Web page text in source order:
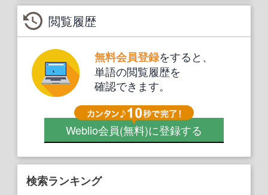
閲覧履歴
無料会員登録をすると、
単語の閲覧履歴を
確認できます。
Weblio会員(無料)に登録する
検索ランキング